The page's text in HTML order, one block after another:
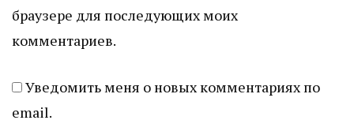
браузере для последующих моих
комментариев.
Уведомить меня о новых комментариях по
email.